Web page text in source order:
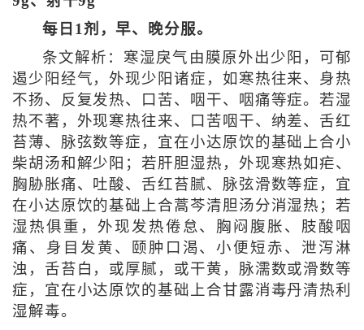
每日1剂，早、晚分服。
条文解析：寒湿戾气由膜原外出少阳，可郁
遏少阳经气，外现少阳诸症，如寒热往来、身热
不扬、反复发热、口苦、咽干、咽痛等症。若湿
热不著，外现寒热往来、口苦咽干、纳差、舌红
苔薄、脉弦数等症，宜在小达原饮的基础上合小
柴胡汤和解少阳；若肝胆湿热，外现寒热如疟、
胸胁胀痛、吐酸、舌红苔腻、脉弦滑数等症，宜
在小达原饮的基础上合蒿芩清胆汤分消湿热；若
湿热俱重，外现发热倦怠、胸闷腹胀、肢酸咽
痛、身目发黄、颐肿口渴、小便短赤、泄泻淋
浊，舌苔白，或厚腻，或干黄，脉濡数或滑数等
症，宜在小达原饮的基础上合甘露消毒丹清热利
湿解毒。